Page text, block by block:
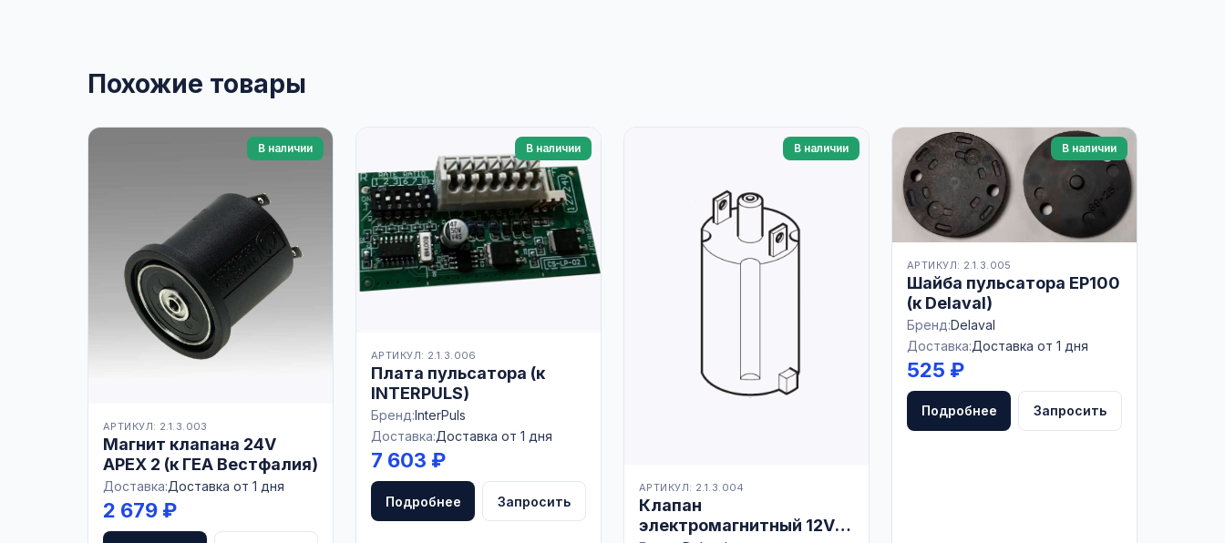
Похожие товары
В наличии
АРТИКУЛ: 2.1.3.003
Магнит клапана 24V
APEX 2 (к ГЕА Вестфалия)
Доставка:Доставка от 1 дня
2 679 ₽
В наличии
АРТИКУЛ: 2.1.3.006
Плата пульсатора (к
INTERPULS)
Бренд:InterPuls
Доставка:Доставка от 1 дня
7 603 ₽
Подробнее Запросить
В наличии
АРТИКУЛ: 2.1.3.004
Клапан
электромагнитный 12V
В наличии
АРТИКУЛ: 2.1.3.005
Шайба пульсатора EP100
(к Delaval)
Бренд:Delaval
Доставка:Доставка от 1 дня
525 ₽
Подробнее Запросить